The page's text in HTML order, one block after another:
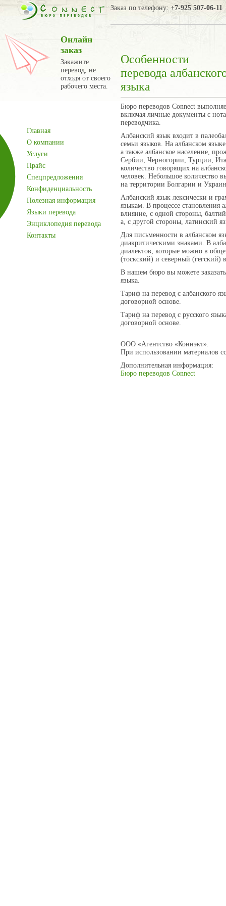
Заказ по телефону: +7-925 507-06-11
Онлайн
заказ
Закажите
перевод, не
отходя от своего
рабочего места.
Главная
О компании
Услуги
Прайс
Спецпредложения
Конфиденциальность
Полезная информация
Языки перевода
Энциклопедия перевода
Контакты
Особенности
перевода
языка
Бюро переводов Connect
включая личные документы с
переводчика.
Албанский язык входит в
семьи языков. На албанском
а также албанское население,
Сербии, Черногории, Турции,
количество говорящих на
человек. Небольшое количество
на территории Болгарии и
Албанский язык лексически и
языкам. В процессе становления
влияние, с одной стороны,
а, с другой стороны, латинский
Для письменности в албанском
диакритическими знаками. В
диалектов, которые можно в
(тоскский) и северный (гегский)
В нашем бюро вы можете
языка.
Тариф на перевод с албанского
договорной основе.
Тариф на перевод с русского
договорной основе.
ООО «Агентство «Коннэкт».
При использовании материалов
Дополнительная информация:
Бюро переводов Connect